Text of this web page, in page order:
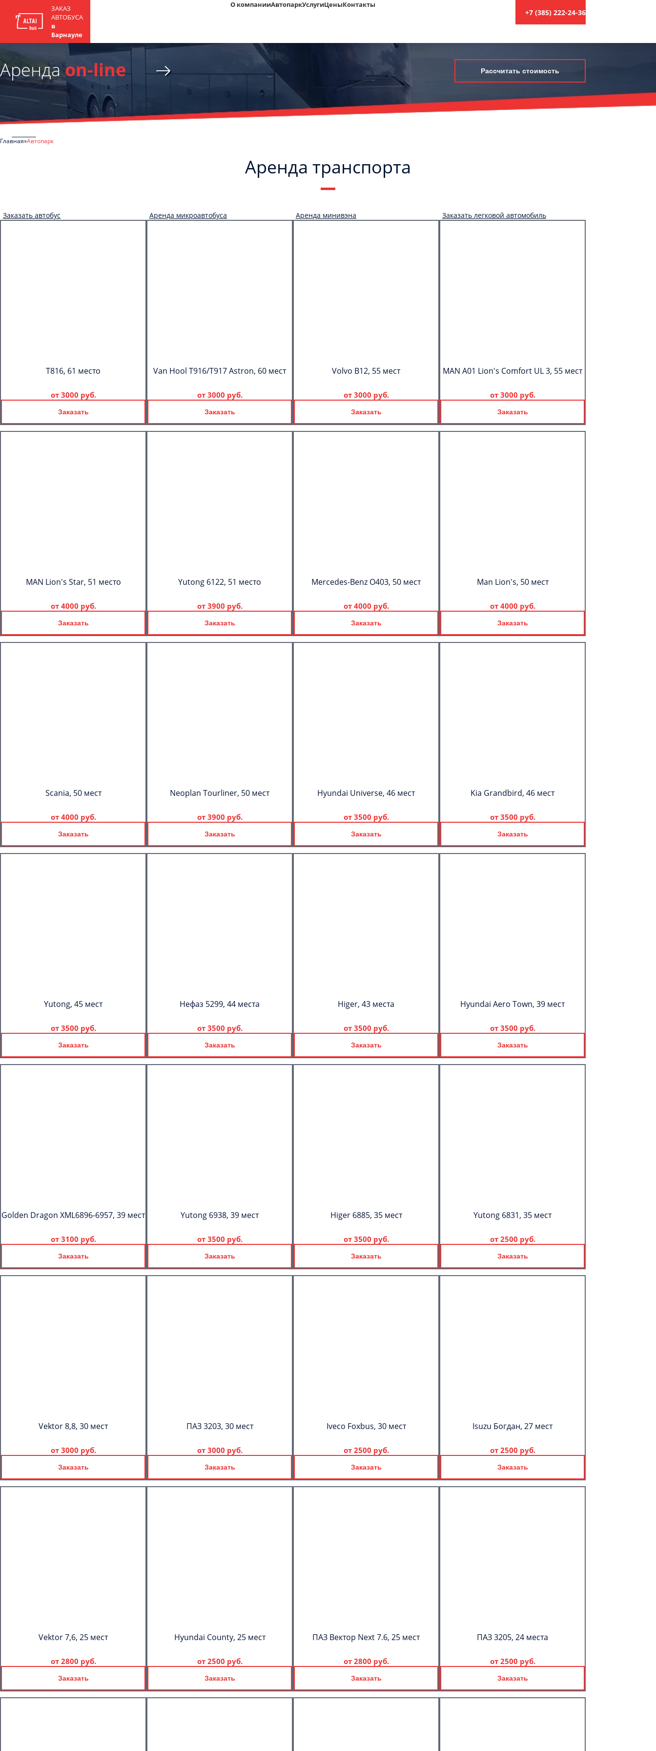
ЗАКАЗ
АВТОБУСА
в
Барнауле
О компанииАвтопаркУслугиЦеныКонтакты
+7 (385) 222-24-36
Арендаon-line Рассчитать стоимость
Главная Автопарк
Аренда транспорта
Заказать автобус Аренда микроавтобуса Аренда минивэна Заказать легковой автомобиль
T816, 61 место
от 3000 руб.
Заказать
Van Hool T916/T917 Astron, 60 мест
от 3000 руб.
Заказать
Volvo B12, 55 мест
от 3000 руб.
Заказать
MAN A01 Lion's Comfort UL 3, 55 мест
от 3000 руб.
Заказать
MAN Lion's Star, 51 место
от 4000 руб.
Заказать
Yutong 6122, 51 место
от 3900 руб.
Заказать
Mercedes-Benz О403, 50 мест
от 4000 руб.
Заказать
Man Lion's, 50 мест
от 4000 руб.
Заказать
Scania, 50 мест
от 4000 руб.
Заказать
Neoplan Tourliner, 50 мест
от 3900 руб.
Заказать
Hyundai Universe, 46 мест
от 3500 руб.
Заказать
Kia Grandbird, 46 мест
от 3500 руб.
Заказать
Yutong, 45 мест
от 3500 руб.
Заказать
Нефаз 5299, 44 места
от 3500 руб.
Заказать
Higer, 43 места
от 3500 руб.
Заказать
Hyundai Aero Town, 39 мест
от 3500 руб.
Заказать
Golden Dragon XML6896-6957, 39 мест
от 3100 руб.
Заказать
Yutong 6938, 39 мест
от 3500 руб.
Заказать
Higer 6885, 35 мест
от 3500 руб.
Заказать
Yutong 6831, 35 мест
от 2500 руб.
Заказать
Vektor 8,8, 30 мест
от 3000 руб.
Заказать
ПАЗ 3203, 30 мест
от 3000 руб.
Заказать
Iveco Foxbus, 30 мест
от 2500 руб.
Заказать
Isuzu Богдан, 27 мест
от 2500 руб.
Заказать
Vektor 7,6, 25 мест
от 2800 руб.
Заказать
Hyundai County, 25 мест
от 2500 руб.
Заказать
ПАЗ Вектор Next 7.6, 25 мест
от 2800 руб.
Заказать
ПАЗ 3205, 24 места
от 2500 руб.
Заказать